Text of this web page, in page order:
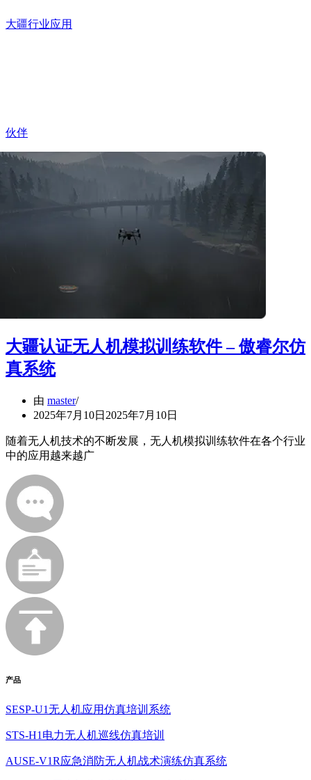
大疆行业应用
伙伴
大疆认证无人机模拟训练软件 – 傲睿尔仿
真系统
由 master
2025年7月10日 2025年7月10日
随着无人机技术的不断发展，无人机模拟训练软件在各个行业
中的应用越来越广
产品
SESP-U1无人机应用仿真培训系统
STS-H1电力无人机巡线仿真培训
AUSE-V1R应急消防无人机战术演练仿真系统